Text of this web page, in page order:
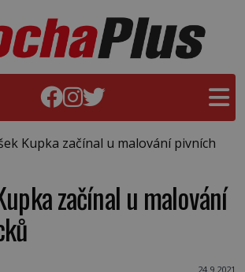
Kupka začínal u malování pivních
začínal u malování
24.9.2021